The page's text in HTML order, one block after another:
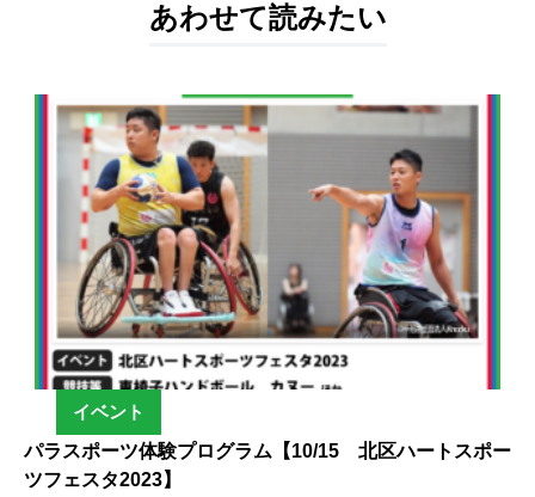
あわせて読みたい
イベント
パラスポーツ体験プログラム【10/15 北区ハートスポー
ツフェスタ2023】